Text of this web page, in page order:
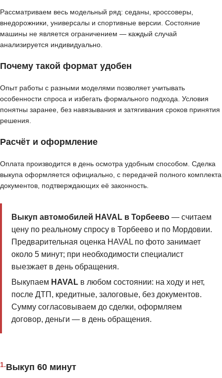
Рассматриваем весь модельный ряд: седаны, кроссоверы,
внедорожники, универсалы и спортивные версии. Состояние
машины не является ограничением — каждый случай
анализируется индивидуально.
Почему такой формат удобен
Опыт работы с разными моделями позволяет учитывать
особенности спроса и избегать формального подхода. Условия
понятны заранее, без навязывания и затягивания сроков принятия
решения.
Расчёт и оформление
Оплата производится в день осмотра удобным способом. Сделка
выкупа оформляется официально, с передачей полного комплекта
документов, подтверждающих её законность.
Выкуп автомобилей HAVAL в Торбеево— считаем
цену по реальному спросу в Торбеево и по Мордовии.
Предварительная оценка HAVAL по фото занимает
около 5 минут; при необходимости специалист
выезжает в день обращения.
Выкупаем HAVALв любом состоянии: на ходу и нет,
после ДТП, кредитные, залоговые, без документов.
Сумму согласовываем до сделки, оформляем
договор, деньги — в день обращения.
1.Выкуп 60 минут